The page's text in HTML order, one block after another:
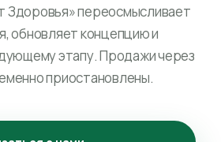
Здоровья» переосмысливает
обновляет концепцию и
этапу. Продажи через
приостановлены.